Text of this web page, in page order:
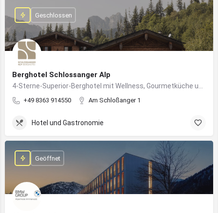
Berghotel Schlossanger Alp
+49 8363 914550 Am Schloßanger 1
Geschlossen
Hotel und Gastronomie
Geöffnet